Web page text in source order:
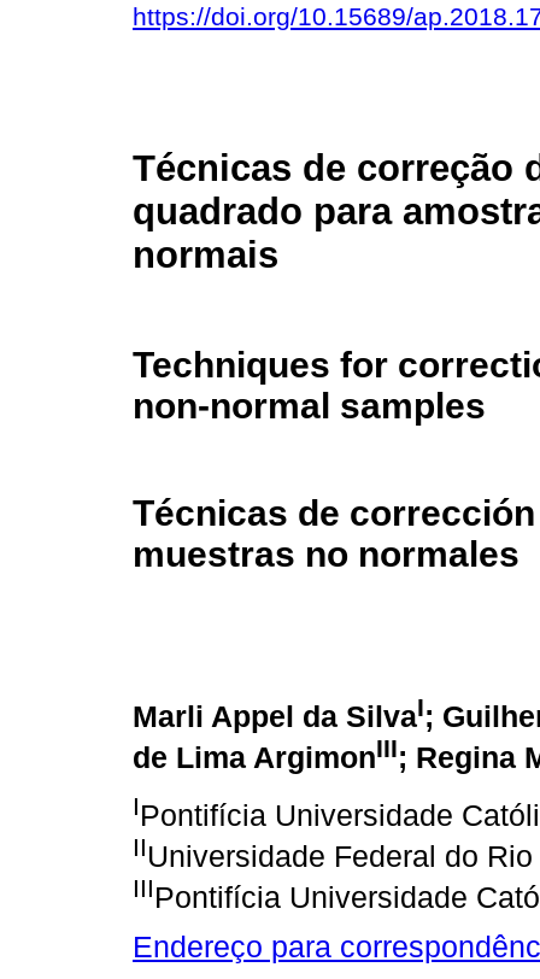
https://doi.org/10.15689/
Técnicas de correção
quadrado para
normais
Techniques for
non-normal samples
Técnicas de
muestras no normales
Marli Appel da SilvaI;
de Lima ArgimonIII; Regina
IPontifícia Universidade
IIUniversidade Federal do
IIIPontifícia Universidade
Endereço para